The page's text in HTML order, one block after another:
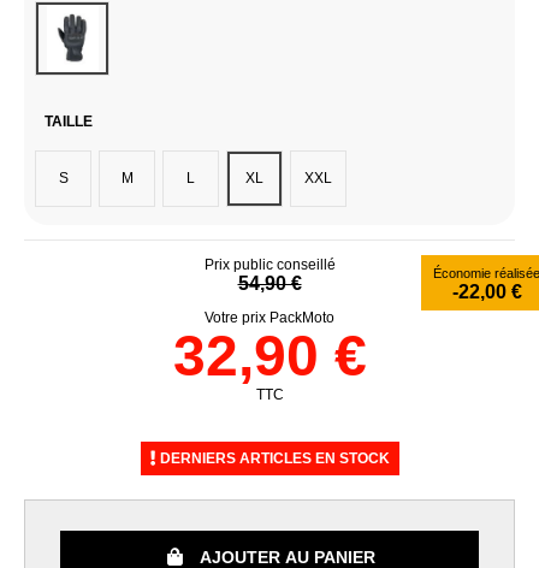
Noir
TAILLE
S M L XL XXL
Prix public conseillé
54,90 € Économie réalisée
-22,00 €
Votre prix PackMoto
32,90 €
TTC
DERNIERS ARTICLES EN STOCK
AJOUTER AU PANIER